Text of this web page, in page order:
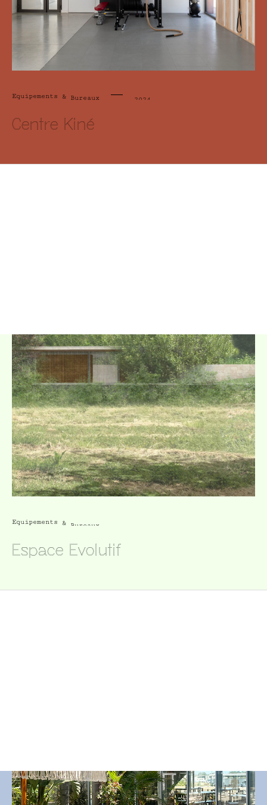
Equipements & Bureaux
Centre Kiné
Equipements &
Espace Evolutif